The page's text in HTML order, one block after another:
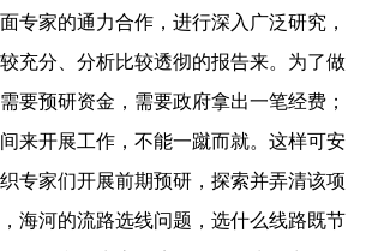
专家的通力合作，进行深入广泛研究，
充分、分析比较透彻的报告来。为了做
要预研资金，需要政府拿出一笔经费；
来开展工作，不能一蹴而就。这样可安
专家们开展前期预研，探索并弄清该项
海河的流路选线问题，选什么线路既节